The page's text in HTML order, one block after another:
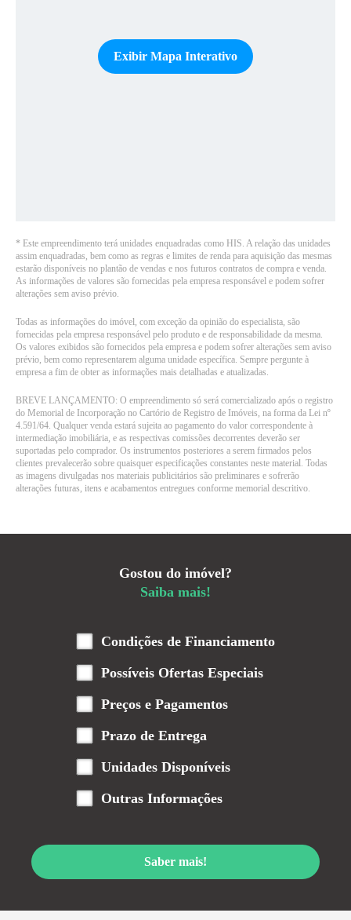
Exibir Mapa Interativo
* Este empreendimento terá unidades enquadradas como HIS. A relação das unidades
assim enquadradas, bem como as regras e limites de renda para aquisição das mesmas
estarão disponíveis no plantão de vendas e nos futuros contratos de compra e venda.
As informações de valores são fornecidas pela empresa responsável e podem sofrer
alterações sem aviso prévio.
Todas as informações do imóvel, com exceção da opinião do especialista, são
fornecidas pela empresa responsável pelo produto e de responsabilidade da mesma.
Os valores exibidos são fornecidos pela empresa e podem sofrer alterações sem aviso
prévio, bem como representarem alguma unidade específica. Sempre pergunte à
empresa a fim de obter as informações mais detalhadas e atualizadas.
BREVE LANÇAMENTO: O empreendimento só será comercializado após o registro
do Memorial de Incorporação no Cartório de Registro de Imóveis, na forma da Lei nº
4.591/64. Qualquer venda estará sujeita ao pagamento do valor correspondente à
intermediação imobiliária, e as respectivas comissões decorrentes deverão ser
suportadas pelo comprador. Os instrumentos posteriores a serem firmados pelos
clientes prevalecerão sobre quaisquer especificações constantes neste material. Todas
as imagens divulgadas nos materiais publicitários são preliminares e sofrerão
alterações futuras, itens e acabamentos entregues conforme memorial descritivo.
Gostou do imóvel?
Saiba mais!
Condições de Financiamento
Possíveis Ofertas Especiais
Preços e Pagamentos
Prazo de Entrega
Unidades Disponíveis
Outras Informações
Saber mais!